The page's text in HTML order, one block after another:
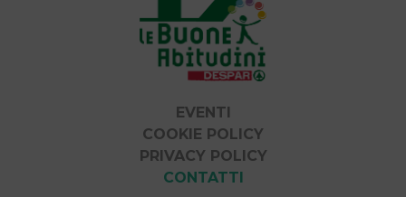
EVENTI
COOKIE POLICY
PRIVACY POLICY
CONTATTI